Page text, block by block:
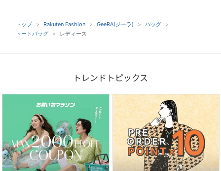
トップ Rakuten Fashion GeeRA(ジーラ)
バッグ
トートバッグ
レディース
トレンドトピックス